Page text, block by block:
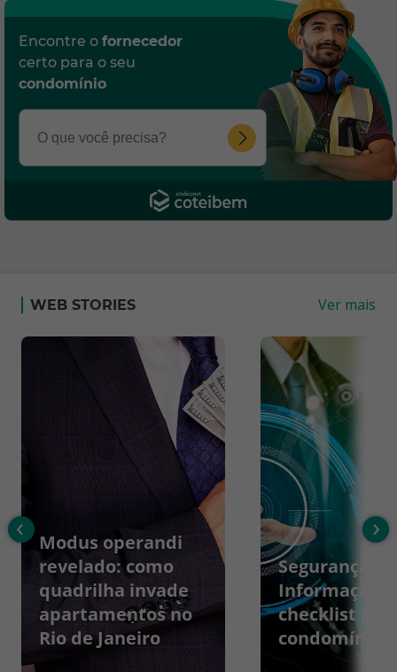
Encontre o fornecedor
certo para o seu
condomínio
WEB STORIES Ver mais
Modus operandi
revelado: como
quadrilha invade
apartamentos no
Rio de Janeiro
Segurança da
Informação:
checklist
condomínios
‹ ›